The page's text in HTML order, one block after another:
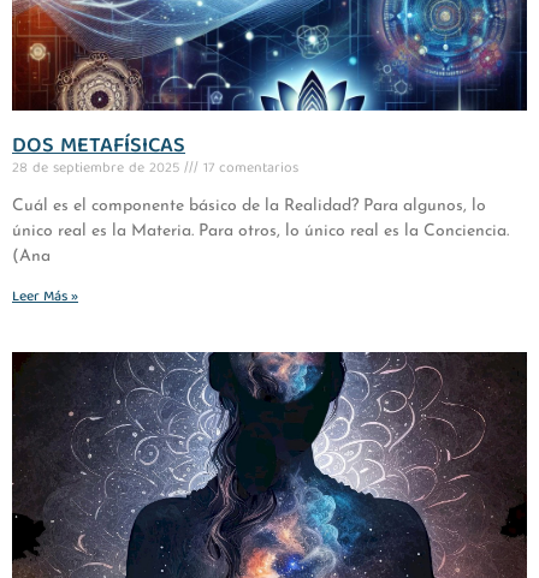
DOS METAFÍSICAS
28 de septiembre de 2025 17 comentarios
Cuál es el componente básico de la Realidad? Para algunos, lo
único real es la Materia. Para otros, lo único real es la Conciencia.
(Ana
Leer Más »